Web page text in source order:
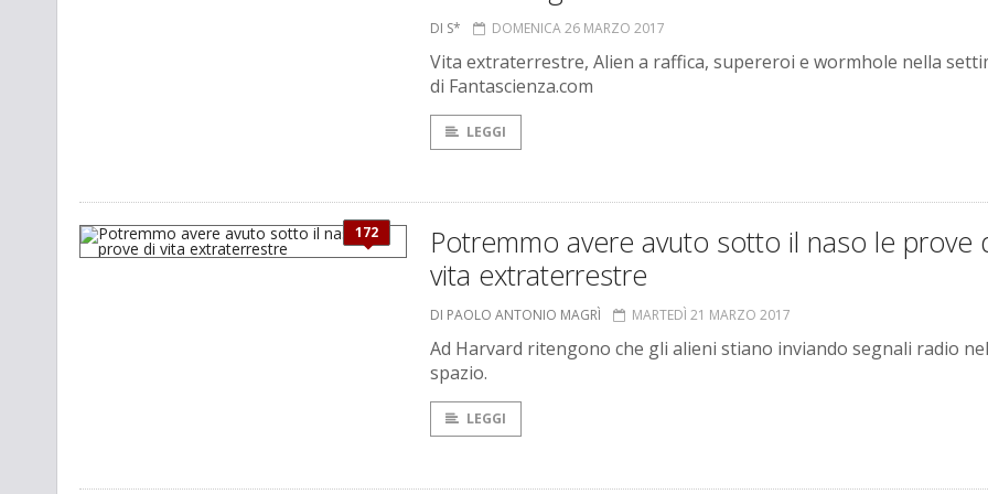
DI S* DOMENICA 26 MARZO 2017
Vita extraterrestre, Alien a raffica, supereroi e wormhole nella
di Fantascienza.com
LEGGI
172
Potremmo avere avuto sotto il naso le prove
vita extraterrestre
DI PAOLO ANTONIO MAGRÌ MARTEDÌ 21 MARZO 2017
Ad Harvard ritengono che gli alieni stiano inviando segnali radio
spazio.
LEGGI